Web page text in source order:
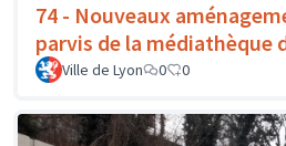
74 - Nouveaux
parvis de la médiathèque
Ville de Lyon 0 0